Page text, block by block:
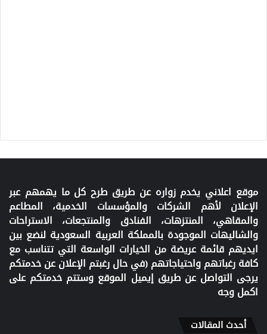
موقع اعلاني يخدم زواره عن طريق طرح كل ما يهمهم عبر
الإعلان لأهم الشركات والمؤسسات الخدمية، المطاعم
والمقاهي، المنتزهات، الفنادق والمنتجعات، الاستراحات
والشاليهات الموجودة بالمملكة العربية السعودية لنضع بين
ايديهم قائمة عريضة من الخيارات الواسعة التي تتناسب مع
كافة رغباتهم واحتياجاتهم (في حال رغبتم الإعلان عن خدمتكم
يرجى التواصل عن طريق إيميل الموقع وستتم خدمتكم على
اكمل وجه
أحدث المقالات